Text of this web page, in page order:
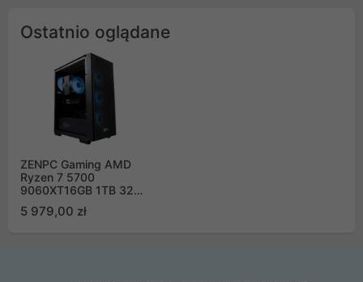
Ostatnio oglądane
ZENPC Gaming AMD
Ryzen 7 5700
9060XT16GB 1TB 32GB
5 979,00 zł